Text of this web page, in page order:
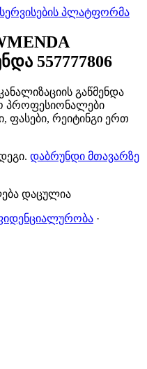
პლატფორმა
557777806
გაწმენდა
პროფესიონალები
ფასები, რეიტინგი ერთ
დაბრუნდი მთავარზე
დაცულია
·